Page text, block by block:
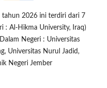
2026 ini terdiri dari 7
: Al-Hikma University, Iraq)
Negeri : Universitas
Universitas Nurul Jadid,
Negeri Jember